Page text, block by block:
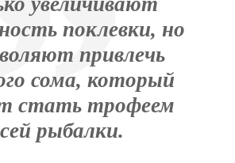
поклевки, но
привлечь
сома, который
стать трофеем
рыбалки.